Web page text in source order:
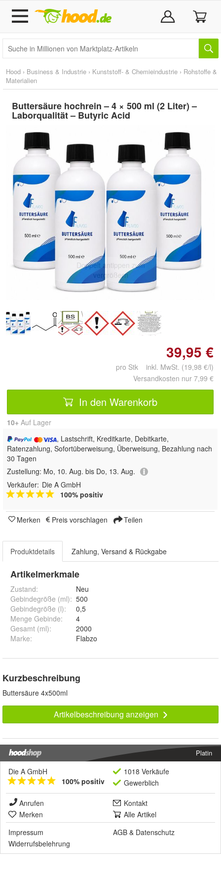
Hood › Business & Industrie › Kunststoff- & Chemieindustrie › Rohstoffe &
Materialien
Buttersäure hochrein – 4 × 500 ml (2 Liter) –
Laborqualität – Butyric Acid
Doppelt antippen zum
vergrößern
39,95 €
pro Stk inkl. MwSt. (19,98 €/l)
Versandkosten nur 7,99 €
In den Warenkorb
10+ Auf Lager
, Lastschrift, Kreditkarte, Debitkarte,
Ratenzahlung, Sofortüberweisung, Überweisung, Bezahlung nach
30 Tagen
Zustellung: Mo, 10. Aug. bis Do, 13. Aug.
Verkäufer: Die A GmbH
100% positiv
Merken Preis vorschlagen Teilen
Produktdetails Zahlung, Versand & Rückgabe
Artikelmerkmale
Zustand:
Neu
Gebindegröße (ml): 500
Gebindegröße (l):
0,5
Menge Gebinde:
4
Gesamt (ml):
2000
Marke: Flabzo
Kurzbeschreibung
Buttersäure 4x500ml
Artikelbeschreibung anzeigen
Platin
Die A GmbH
100% positiv
1018 Verkäufe
Gewerblich
Anrufen
Kontakt
Merken
Alle Artikel
Impressum
AGB & Datenschutz
Widerrufsbelehrung